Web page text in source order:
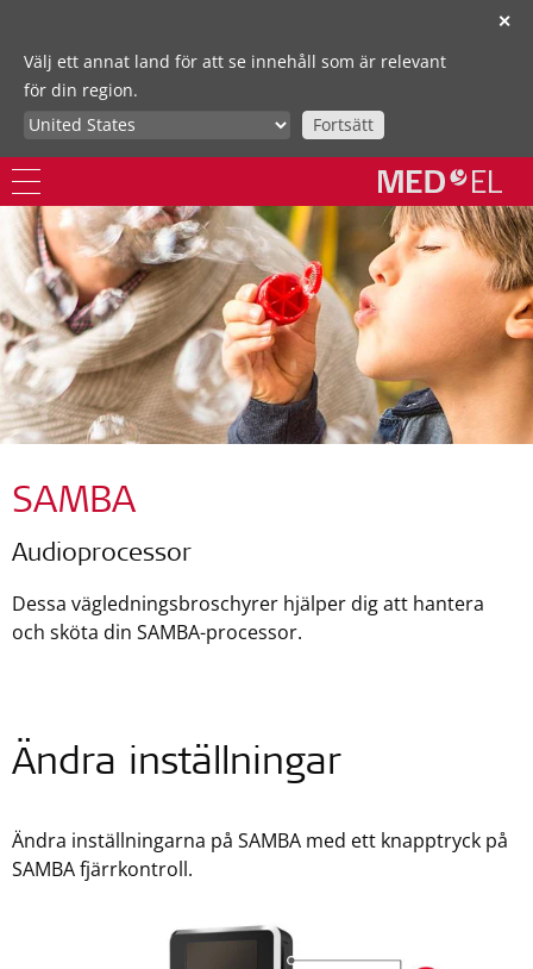
✕
Välj ett annat land för att se innehåll som är relevant
för din region.
Fortsätt
SAMBA
Audioprocessor
Dessa vägledningsbroschyrer hjälper dig att hantera
och sköta din SAMBA-processor.
Ändra inställningar
Ändra inställningarna på SAMBA med ett knapptryck på
SAMBA fjärrkontroll.